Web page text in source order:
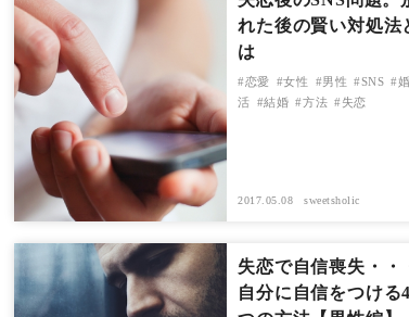
れた後の賢い対処法
は
恋愛 女性 男性 SNS
活
結婚 方法 失恋
2017.05.08 sweetsholic
失恋で自信喪失・・
自分に自信をつける